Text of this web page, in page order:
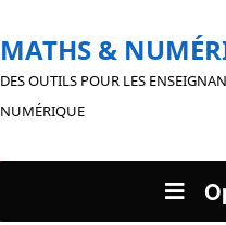
MATHS &
DES OUTILS POUR LES
NUMÉRIQUE